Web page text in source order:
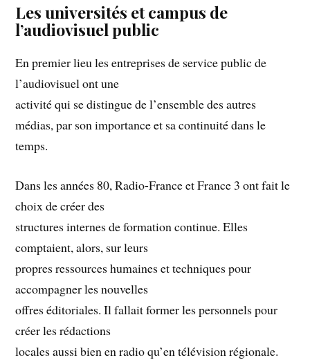
Les universités et campus de
l’audiovisuel public
En premier lieu les entreprises de service public de
l’audiovisuel ont une
activité qui se distingue de l’ensemble des autres
médias, par son importance et sa continuité dans le
temps.
Dans les années 80, Radio-France et France 3 ont fait le
choix de créer des
structures internes de formation continue. Elles
comptaient, alors, sur leurs
propres ressources humaines et techniques pour
accompagner les nouvelles
offres éditoriales. Il fallait former les personnels pour
créer les rédactions
locales aussi bien en radio qu’en télévision régionale.